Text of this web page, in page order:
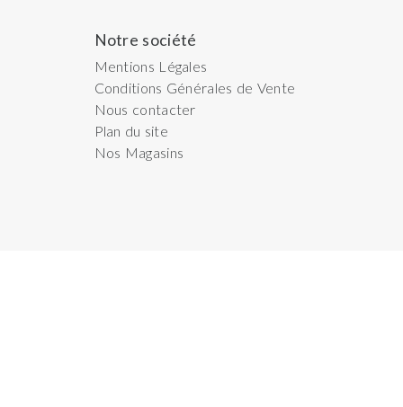
Notre société
Mentions Légales
Conditions Générales de Vente
Nous contacter
Plan du site
Nos Magasins